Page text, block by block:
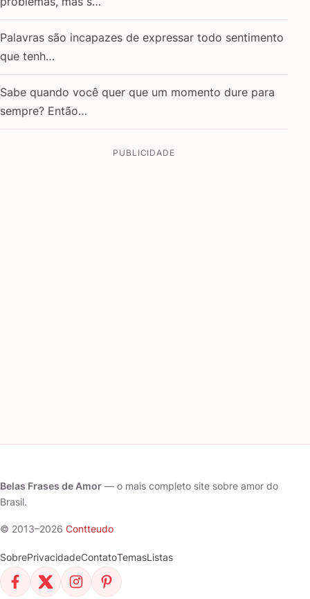
Palavras são incapazes de expressar todo sentimento
que tenh…
Sabe quando você quer que um momento dure para
sempre? Então…
PUBLICIDADE
Belas Frases de Amor — o mais completo site sobre amor do
Brasil.
© 2013–2026 Contteudo
SobrePrivacidadeContatoTemasListas